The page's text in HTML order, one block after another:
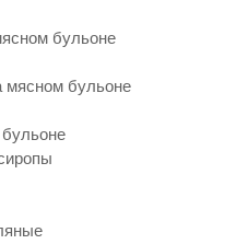
бульоне
мясном бульоне